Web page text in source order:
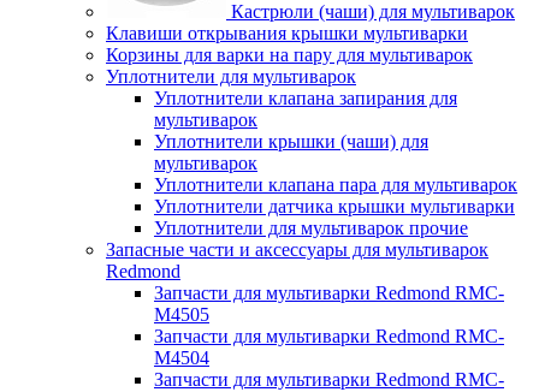
Кастрюли (чаши) для мультиварок
Клавиши открывания крышки мультиварки
Корзины для варки на пару для мультиварок
Уплотнители для мультиварок
Уплотнители клапана запирания для
мультиварок
Уплотнители крышки (чаши) для
мультиварок
Уплотнители клапана пара для мультиварок
Уплотнители датчика крышки мультиварки
Уплотнители для мультиварок прочие
Запасные части и аксессуары для мультиварок
Redmond
Запчасти для мультиварки Redmond RMC-
M4505
Запчасти для мультиварки Redmond RMC-
M4504
Запчасти для мультиварки Redmond RMC-